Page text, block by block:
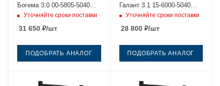
Богема 3.0 00-5805-5040
40х50 нержавеющая сталь
Уточняйте сроки поставки
31 650 ₽/шт
ПОДОБРАТЬ АНАЛОГ
Галант 3.1 15-6000-5040
40х50 черный
Уточняйте сроки поставки
28 800₽/шт
ПОДОБРАТЬ АНАЛОГ